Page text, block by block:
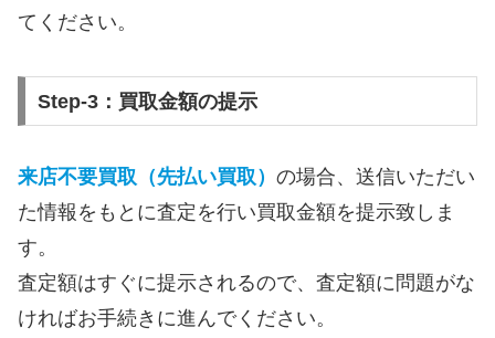
てください。
Step-3：買取金額の提示
来店不要買取（先払い買取） の場合、送信いただい
た情報をもとに査定を行い買取金額を提示致しま
す。
査定額はすぐに提示されるので、査定額に問題がな
ければお手続きに進んでください。